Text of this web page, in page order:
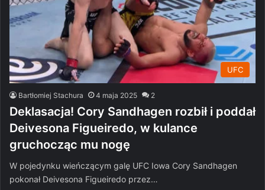
UFC
Bartłomiej Stachura 4 maja 2025 2
Deklasacja! Cory Sandhagen rozbił i poddał
Deivesona Figueiredo, w kulance
gruchocząc mu nogę
W pojedynku wieńczącym galę UFC Iowa Cory Sandhagen
pokonał Deivesona Figueiredo przez…